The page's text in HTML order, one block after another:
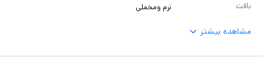
بافت نرم ومخملی
مشاهده بیشتر